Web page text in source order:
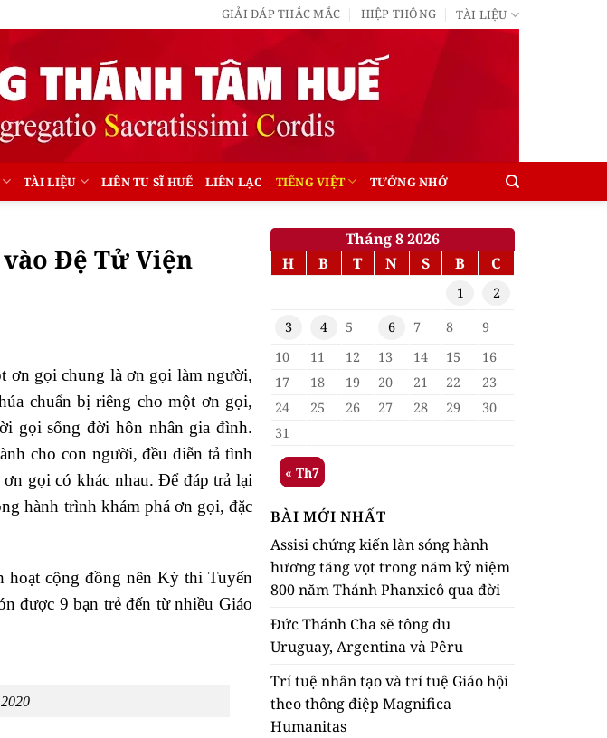
GIẢI ĐÁP THẮC MẮC HIỆP THÔNG TÀI LIỆU
TÀI LIỆU LIÊN TU SĨ HUẾ LIÊN LẠC TIẾNG VIỆT TƯỞNG NHỚ
Đệ Tử Viện
ơn gọi chung là ơn gọi làm người,
chuẩn bị riêng cho một ơn gọi,
gọi sống đời hôn nhân gia đình.
cho con người, đều diễn tả tình
gọi có khác nhau. Để đáp trả lại
hành trình khám phá ơn gọi, đặc
hoạt cộng đồng nên Kỳ thi Tuyển
được 9 bạn trẻ đến từ nhiều Giáo
Tháng 8 2026
H
B T N S B C
1
2
3
4 5 6 7 8
9
10
11 12 13 14 15
16
17
18 19 20 21 22
23
24
25 26 27 28 29
30
31
« Th7
BÀI MỚI NHẤT
Assisi chứng kiến làn sóng hành
hương tăng vọt trong năm kỷ niệm
800 năm Thánh Phanxicô qua đời
Đức Thánh Cha sẽ tông du
Uruguay, Argentina và Pêru
Trí tuệ nhân tạo và trí tuệ Giáo hội
theo thông điệp Magnifica
Humanitas